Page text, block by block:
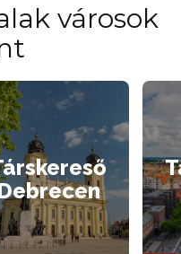
városok